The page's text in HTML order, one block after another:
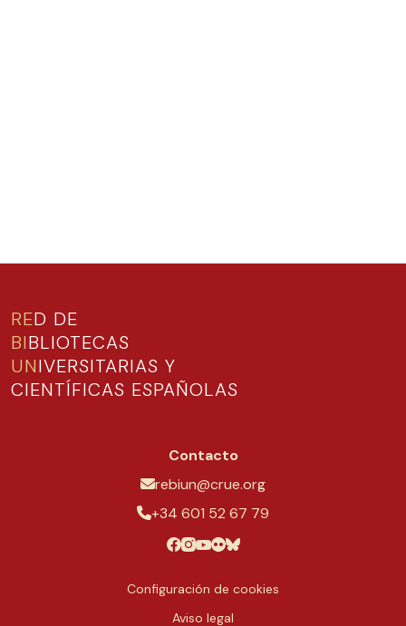
RED DE
BIBLIOTECAS
UNIVERSITARIAS Y
CIENTÍFICAS ESPAÑOLAS
Contacto
rebiun@crue.org
+34 601 52 67 79
Configuración de cookies
Aviso legal